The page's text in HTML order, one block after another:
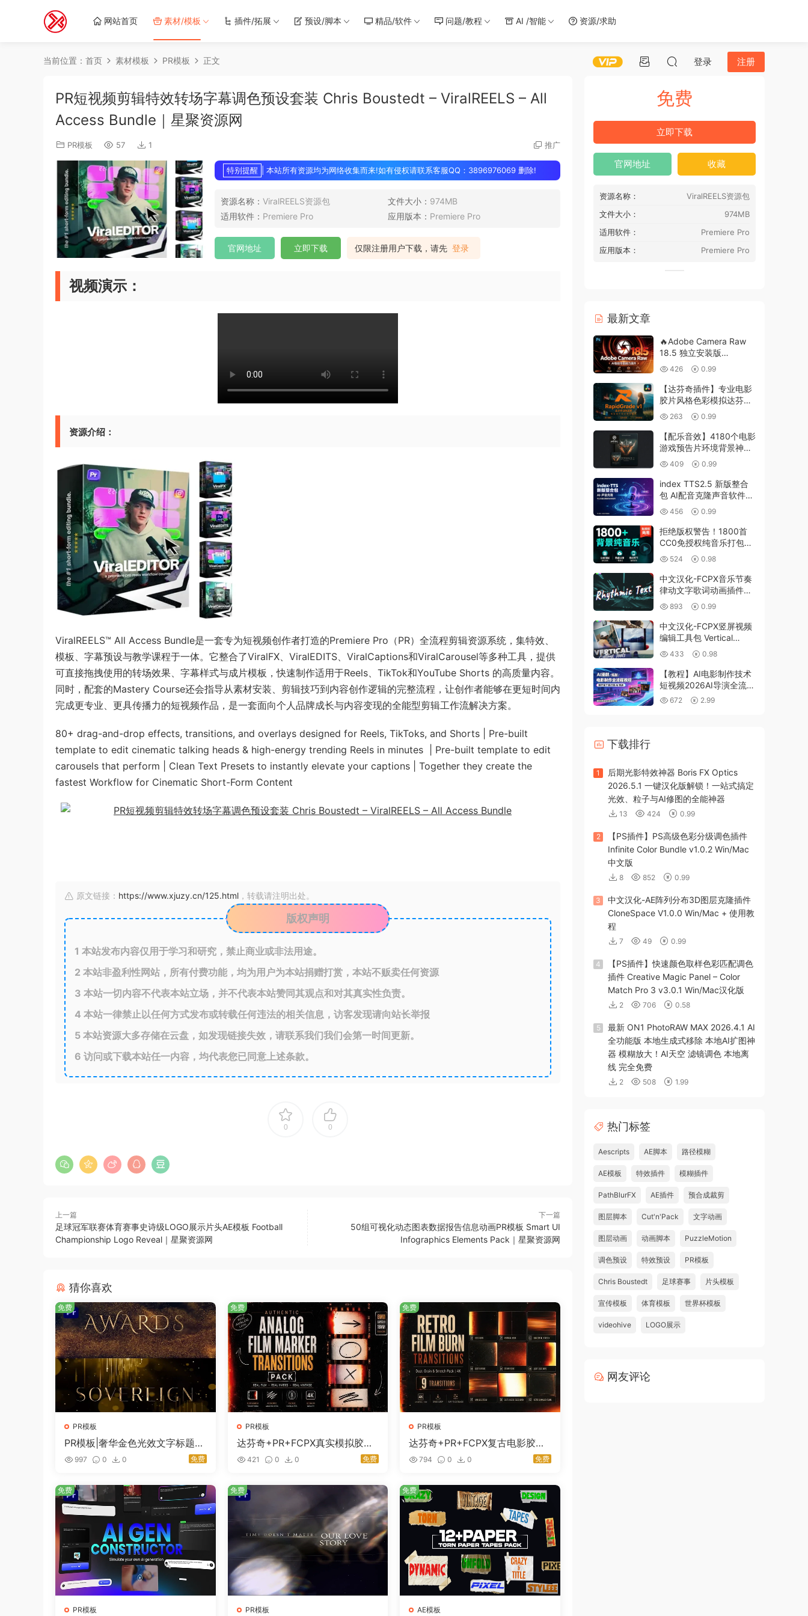
网站首页 素材/模板 插件/拓展 预设/脚本 精品/软件 问题/教程 AI /智能 资源/求助
登录 注册
当前位置： 首页 素材模板 PR模板 正文
PR短视频剪辑特效转场字幕调色预设套装 Chris Boustedt – ViralREELS – All
Access Bundle｜星聚资源网
PR模板 57 1 推广
特别提醒 | 本站所有资源均为网络收集而来!如有侵权请联系客服QQ：3896976069 删除!
资源名称： ViralREELS资源包 文件大小： 974MB
适用软件： Premiere Pro 应用版本： Premiere Pro
仅限注册用户下载，请先 登录
官网地址 立即下载
视频演示：
资源介绍：
ViralREELS™ All Access Bundle是一套专为短视频创作者打造的Premiere Pro（PR）全流程剪辑资源系统，集特效、
模板、字幕预设与教学课程于一体。它整合了ViralFX、ViralEDITS、ViralCaptions和ViralCarousel等多种工具，提供
可直接拖拽使用的转场效果、字幕样式与成片模板，快速制作适用于Reels、TikTok和YouTube Shorts 的高质量内容。
同时，配套的Mastery Course还会指导从素材安装、剪辑技巧到内容创作逻辑的完整流程，让创作者能够在更短时间内
完成更专业、更具传播力的短视频作品，是一套面向个人品牌成长与内容变现的全能型剪辑工作流解决方案。
80+ drag-and-drop effects, transitions, and overlays designed for Reels, TikToks, and Shorts | Pre-built
template to edit cinematic talking heads & high-energy trending Reels in minutes | Pre-built template to edit
carousels that perform | Clean Text Presets to instantly elevate your captions | Together they create the
fastest Workflow for Cinematic Short-Form Content
原文链接： https://www.xjuzy.cn/125.html ，转载请注明出处。
版权声明
1 本站发布内容仅用于学习和研究，禁止商业或非法用途。
2 本站非盈利性网站，所有付费功能，均为用户为本站捐赠打赏，本站不贩卖任何资源
3 本站一切内容不代表本站立场，并不代表本站赞同其观点和对其真实性负责。
4 本站一律禁止以任何方式发布或转载任何违法的相关信息，访客发现请向站长举报
5 本站资源大多存储在云盘，如发现链接失效，请联系我们我们会第一时间更新。
6 访问或下载本站任一内容，均代表您已同意上述条款。
0 0
上一篇
足球冠军联赛体育赛事史诗级LOGO展示片头AE模板 Football
Championship Logo Reveal｜星聚资源网
下一篇
50组可视化动态图表数据报告信息动画PR模板 Smart UI
Infographics Elements Pack｜星聚资源网
猜你喜欢
PR模板
PR模板|奢华金色光效文字标题揭
晓动画 Luxury Gold Text Revea
997 0 0 免费
免费
PR模板
达芬奇+PR+FCPX真实模拟胶片
标记转场模板 Authentic Analog
Film Marker Transitions Pack
421 0 0 免费
免费
PR模板
达芬奇+PR+FCPX复古电影胶片
灼烧漏光灰尘颗粒转场模板 Retr
o Film Burn Transitions 4K
794 0 0 免费
免费
PR模板
免费
PR模板
免费
AE模板
免费
免费
立即下载
官网地址 收藏
资源名称：
ViralREELS资源包
文件大小：
974MB
适用软件：
Premiere Pro
应用版本：
Premiere Pro
最新文章
🔥Adobe Camera Raw
18.5 独立安装版
Win/Mac｜景观选择｜干
扰人物移除，赠送 DNG
照片转换工具
426 0.99
【达芬奇插件】专业电影
胶片风格色彩模拟达芬奇
调色插件 RapidGrade
v1.7.0 Win汉化版
263 0.99
【配乐音效】4180个电影
游戏预告片环境背景神秘
紧张节奏氛围配乐音效
Keepforest –
WILDHUNT: Savage
Ritual Tension
409 0.99
index TTS2.5 新版整合
包 AI配音克隆声音软件
影视文本转语音 win
456 0.99
拒绝版权警告！1800首
CC0免授权纯音乐打包带
走，短视频自媒体必备神
器！
524 0.98
中文汉化-FCPX音乐节奏
律动文字歌词动画插件
Rhythmic Text
893 0.99
中文汉化-FCPX竖屏视频
编辑工具包 Vertical
Editing Tools
433 0.98
【教程】AI电影制作技术
短视频2026AI导演全流程
教程ai电影+ai漫剧+ai运
672 2.99
下载排行
1
后期光影特效神器 Boris FX Optics
2026.5.1 一键汉化版解锁！一站式搞定
光效、粒子与AI修图的全能神器
13 424 0.99
2
【PS插件】PS高级色彩分级调色插件
Infinite Color Bundle v1.0.2 Win/Mac
中文版
8 852 0.99
3
中文汉化-AE阵列分布3D图层克隆插件
CloneSpace V1.0.0 Win/Mac + 使用教
程
7 49 0.99
4
【PS插件】快速颜色取样色彩匹配调色
插件 Creative Magic Panel – Color
Match Pro 3 v3.0.1 Win/Mac汉化版
2 706 0.58
5
最新 ON1 PhotoRAW MAX 2026.4.1 AI
全功能版 本地生成式移除 本地AI扩图神
器 模糊放大！AI天空 滤镜调色 本地离
线 完全免费
2 508 1.99
热门标签
Aescripts AE脚本 路径模糊
AE模板 特效插件 模糊插件
PathBlurFX AE插件 预合成裁剪
图层脚本 Cut'n'Pack 文字动画
图层动画 动画脚本 PuzzleMotion
调色预设 特效预设 PR模板
Chris Boustedt 足球赛事 片头模板
宣传模板 体育模板 世界杯模板
videohive LOGO展示
网友评论